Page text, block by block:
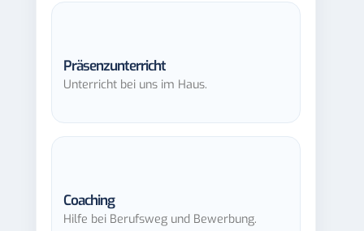
Präsenzunterricht
Unterricht bei uns im Haus.
Coaching
Hilfe bei Berufsweg und Bewerbung.